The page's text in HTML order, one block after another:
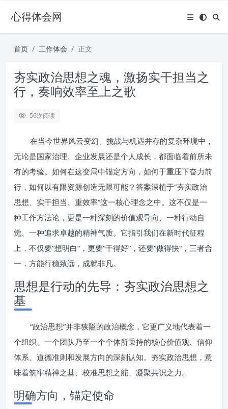
心得体会网
首页 工作体会 正文
夯实政治思想之魂，激扬实干担当之
行，奏响效率至上之歌
56次阅读
在当今世界风云变幻、挑战与机遇并存的复杂环境中，
无论是国家治理、企业发展还是个人成长，都面临着前所未
有的考验。如何在这变局中锚定方向，如何于重压下奋力前
行，如何以有限资源创造无限可能？答案深植于“夯实政治
思想、实干担当、重效率”这一核心理念之中。这不仅是一
种工作方法论，更是一种深刻的价值观导向、一种行动自
觉、一种追求卓越的精神气质。它指引我们在新时代征程
上，不仅要“想明白”，更要“干得好”，还要“做得快”，三者合
一，方能行稳致远，成就非凡。
思想是行动的先导：夯实政治思想之
基
“政治思想”并非狭隘的政治概念，它更广义地代表着一
个组织、一个团队乃至一个个体所秉持的核心价值观、信仰
体系、道德准则和发展方向的深刻认知。夯实政治思想，意
味着筑牢精神之基、校准思想之舵、凝聚共识之力。
明确方向，锚定使命